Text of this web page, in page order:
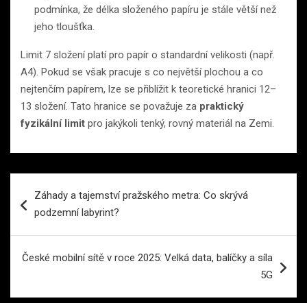
podmínka, že délka složeného papíru je stále větší než
jeho tloušťka.
Limit 7 složení platí pro papír o standardní velikosti (např.
A4). Pokud se však pracuje s co největší plochou a co
nejtenčím papírem, lze se přiblížit k teoretické hranici 12–
13 složení. Tato hranice se považuje za praktický
fyzikální limit pro jakýkoli tenký, rovný materiál na Zemi.
proZáhady a tajemství pražského metra: Co skrývá
podzemní labyrint?
České mobilní sítě v roce 2025: Velká data, balíčky a síla
5G